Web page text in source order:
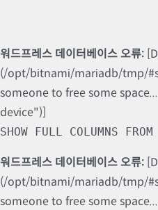
워드프레스 데이터베이스 오류:
(/opt/bitnami/mariadb/tmp/
someone to free some
device")]
SHOW FULL COLUMNS
워드프레스 데이터베이스 오류:
(/opt/bitnami/mariadb/tmp/
someone to free some